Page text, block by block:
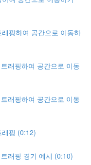
핑하여 공간으로 이동하
래핑하여 공간으로 이동
래핑하여 공간으로 이동
핑 (0:12)
래핑 경기 예시 (0:10)